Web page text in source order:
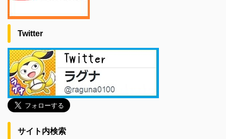
Twitter
サイト内検索